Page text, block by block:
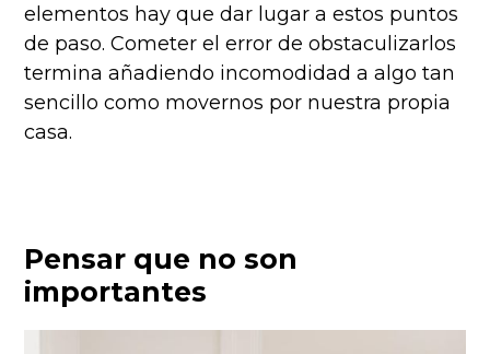
elementos hay que dar lugar a estos puntos
de paso. Cometer el error de obstaculizarlos
termina añadiendo incomodidad a algo tan
sencillo como movernos por nuestra propia
casa.
Pensar que no son
importantes